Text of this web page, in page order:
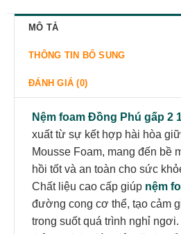
MÔ TẢ
THÔNG TIN BỔ SUNG
ĐÁNH GIÁ (0)
Nệm foam Đồng Phú gấp 2
xuất từ sự kết hợp hài hòa
Mousse Foam, mang đến bề
hồi tốt và an toàn cho sức
Chất liệu cao cấp giúp nệm
đường cong cơ thể, tạo cảm
trong suốt quá trình nghỉ